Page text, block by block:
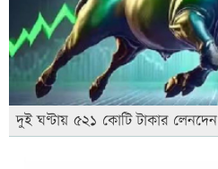
দুই ঘণ্টায় ৫২১ কোটি টাকার লেনদেন